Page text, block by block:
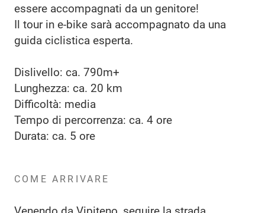
essere accompagnati da un genitore!
Il tour in e-bike sarà accompagnato da una
guida ciclistica esperta.
Dislivello: ca. 790m+
Lunghezza: ca. 20 km
Difficoltà: media
Tempo di percorrenza: ca. 4 ore
Durata: ca. 5 ore
COME ARRIVARE